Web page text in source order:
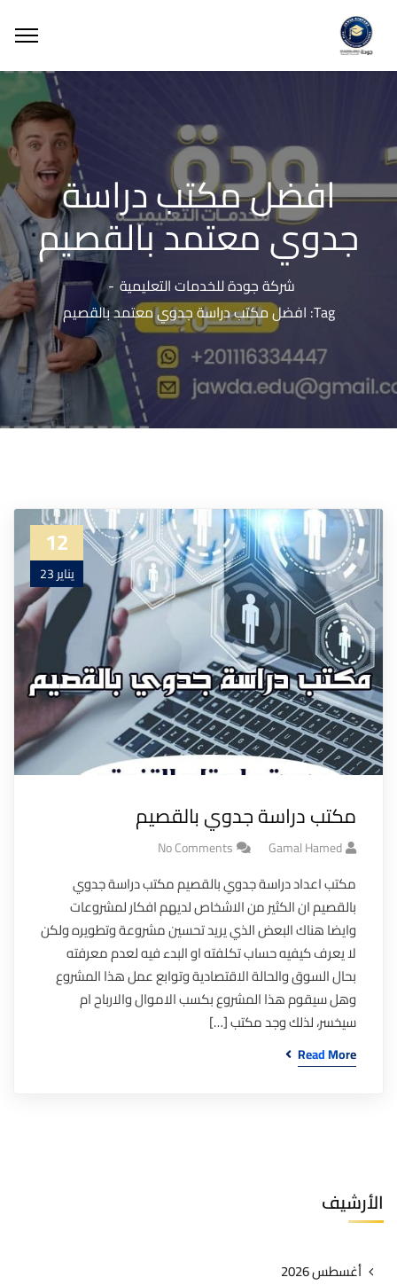
افضل مكتب دراسة
جدوي معتمد بالقصيم
شركة جودة للخدمات التعليمية
Tag: افضل مكتب دراسة جدوي معتمد بالقصيم
12
يناير 23
مكتب دراسة جدوي بالقصيم
Gamal Hamed
No Comments
مكتب اعداد دراسة جدوي بالقصيم مكتب دراسة جدوي
بالقصيم ان الكثير من الاشخاص لديهم افكار لمشروعات
وايضا هناك البعض الذي يريد تحسين مشروعة وتطويره ولكن
لا يعرف كيفيه حساب تكلفته او البدء فيه لعدم معرفته
بحال السوق والحالة الاقتصادية وتوابع عمل هذا المشروع
وهل سيقوم هذا المشروع بكسب الاموال والارباح ام
سيخسر، لذلك وجد مكتب […]
Read More
الأرشيف
أغسطس 2026